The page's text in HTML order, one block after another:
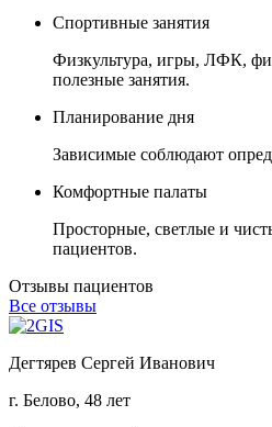
Спортивные занятия
Физкультура, игры, ЛФК,
полезные занятия.
Планирование дня
Зависимые соблюдают
Комфортные палаты
Просторные, светлые и
пациентов.
Отзывы пациентов
Все отзывы
Дегтярев Сергей Иванович
г. Белово, 48 лет